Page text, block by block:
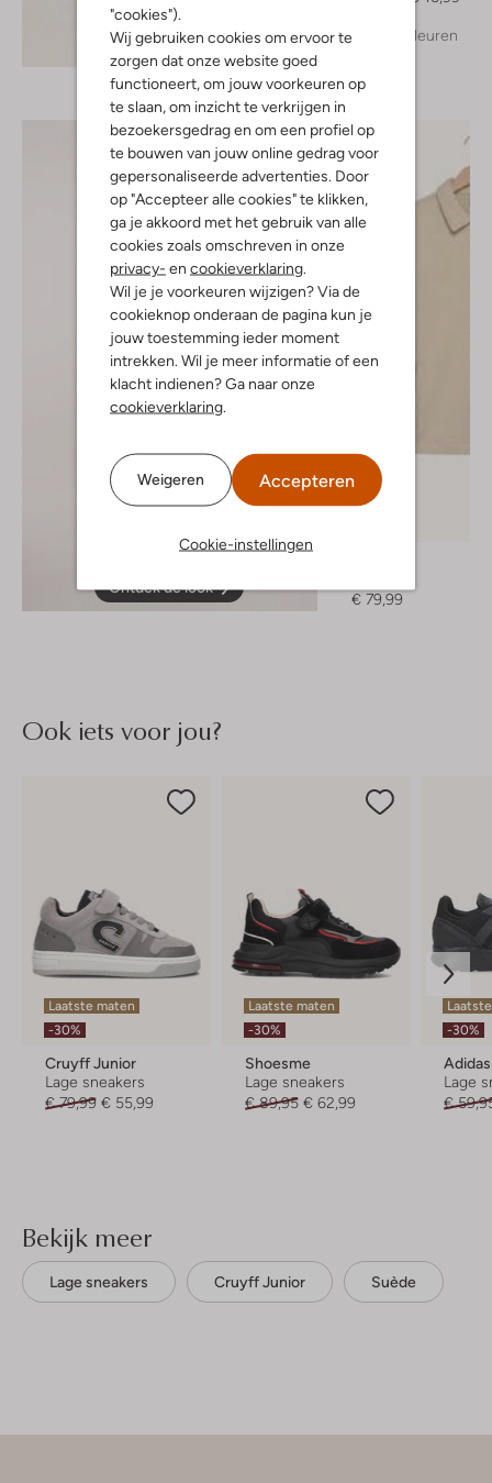
"cookies").
Wij gebruiken cookies om ervoor te
zorgen dat onze website goed
functioneert, om jouw voorkeuren op
te slaan, om inzicht te verkrijgen in
bezoekersgedrag en om een profiel op
te bouwen van jouw online gedrag voor
gepersonaliseerde advertenties. Door
op "Accepteer alle cookies" te klikken,
ga je akkoord met het gebruik van alle
cookies zoals omschreven in onze
privacy- en cookieverklaring
Wil je je voorkeuren wijzigen? Via de
cookieknop onderaan de pagina kun je
jouw toestemming ieder moment
intrekken. Wil je meer informatie of een
klacht indienen? Ga naar onze
cookieverklaring
Weigeren Accepteren
Cookie-instellingen
Ontdek de look + meer kleuren
Ontdek de look
€ 79,99
Ook iets voor jou?
Laatste maten
-30%
Cruyff Junior
Lage sneakers
€ 79,99 € 55,99
Laatste maten
-30%
Shoesme
Lage sneakers
€ 89,95 € 62,99
-30%
Adidas
Lage
€
Bekijk meer
Lage sneakers Cruyff Junior Suède